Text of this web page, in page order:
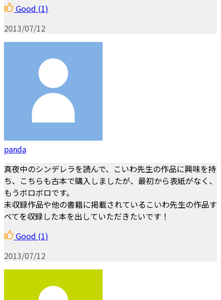
Good (1)
2013/07/12
panda
真夜中のシンデレラを読んで、こいわ先生の作品に興味を持
ち、こちらも古本で購入しましたが、最初から表紙がなく、
もうボロボロです。
未収録作品や他の書籍に掲載されているこいわ先生の作品す
べてを収録した本を出していただきたいです！
Good (1)
2013/07/12